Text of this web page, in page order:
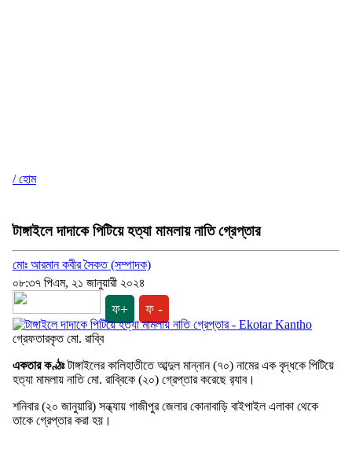
/ হোম
টাঙ্গাইলে দাদাকে পিটিয়ে হত্যা মামলায় নাতি গ্রেপ্তার
মোঃ আরমান কবীর সৈকত (সম্পাদক)
০৮:৩৭ পিএম, ২১ জানুয়ারী ২০২৪
ফ+ ফ -
গ্রেফতারকৃত মো. রাব্বি
একতার কণ্ঠঃটাঙ্গাইলের কালিহাতীতে আব্দুল মান্নান (৭০) নামের এক বৃদ্ধকে পিটিয়ে
হত্যা মামলায় নাতি মো. রাব্বিকে (২০) গ্রেপ্তার করেছে র‍্যাব।
শনিবার (২০ জানুয়ারি) সন্ধ্যায় গাজীপুর জেলার কোনাবাড়ি বাইপাইল এলাকা থেকে
তাকে গ্রেপ্তার করা হয়।